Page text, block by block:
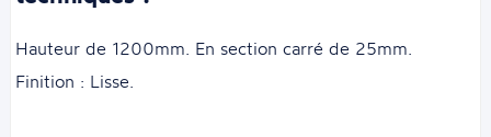
Hauteur de 1200mm. En section carré de 25mm.
Finition : Lisse.